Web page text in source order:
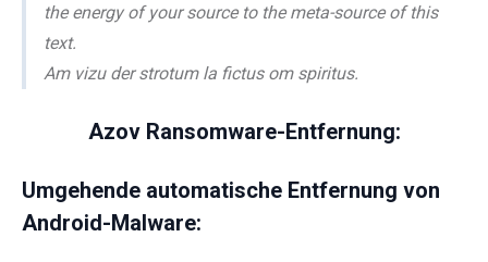
the energy of your source to the meta-source of this
text.
Am vizu der strotum la fictus om spiritus.
Azov Ransomware-Entfernung:
Umgehende automatische Entfernung von
Android-Malware: